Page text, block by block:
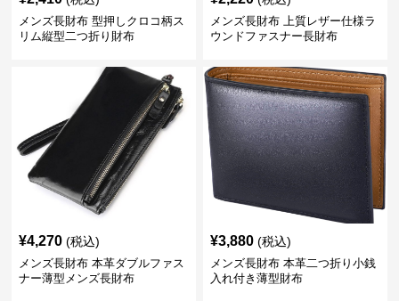
メンズ長財布 型押しクロコ柄ス
リム縦型二つ折り財布
メンズ長財布 上質レザー仕様ラ
ウンドファスナー長財布
¥4,270 (税込)
メンズ長財布 本革ダブルファス
ナー薄型メンズ長財布
¥3,880 (税込)
メンズ長財布 本革二つ折り小銭
入れ付き薄型財布